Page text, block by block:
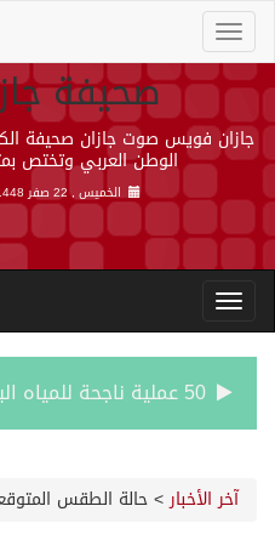
صحيفة
جازان فويس صوت جازان صحيفة
الوطن العربي وتختص
الخميس , 22 صفر 1448 هـ ,
آخر الأخبار>حالة الطقس